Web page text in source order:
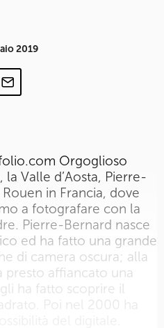
2019
Orgoglioso
Valle d’Aosta, Pierre-
in Francia, dove
a fotografare con la
Pierre-Bernard nasce
ed ha fatto una grande
di camera oscura; alla
presto affiancato una
ha fatto scoprire il
Poi nel 2000 ha